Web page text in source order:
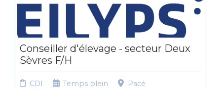
Conseiller d'élevage - secteur Deux
Sèvres F/H
CDI Temps plein Pacé